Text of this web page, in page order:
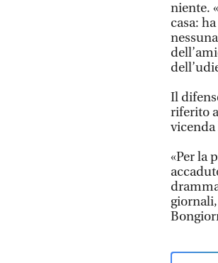
niente.
casa:
Il
riferito
vicenda
«Per la